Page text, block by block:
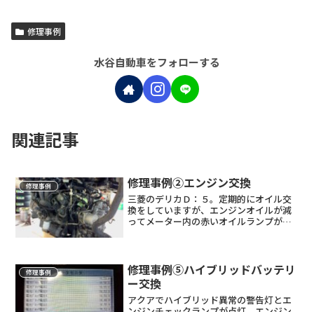
修理事例
水谷自動車をフォローする
関連記事
修理事例 修理事例②エンジン交換
三菱のデリカＤ：５。定期的にオイル交
換をしていますが、エンジンオイルが減
ってメーター内の赤いオイルランプが点
修理事例
修理事例⑤ハイブリッドバッテリ
ー交換
アクアでハイブリッド異常の警告灯とエ